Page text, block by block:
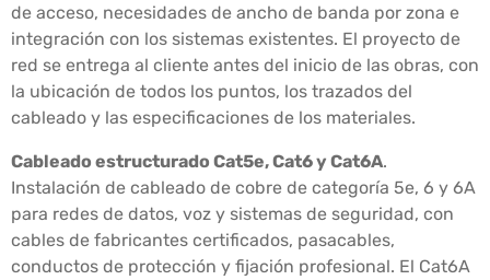
de acceso, necesidades de ancho de banda por zona e
integración con los sistemas existentes. El proyecto de
red se entrega al cliente antes del inicio de las obras, con
la ubicación de todos los puntos, los trazados del
cableado y las especificaciones de los materiales.
Cableado estructurado Cat5e, Cat6 y Cat6A.
Instalación de cableado de cobre de categoría 5e, 6 y 6A
para redes de datos, voz y sistemas de seguridad, con
cables de fabricantes certificados, pasacables,
conductos de protección y fijación profesional. El Cat6A